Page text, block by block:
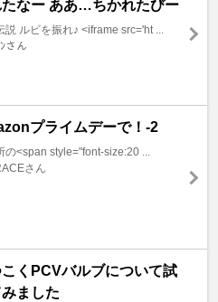
なー ああ…ちかれたびー
説 ルビを振れ♪ <iframe src='ht ...
さん
プライムデーで！-2
の<span style="font-size:20 ...
さん
こくPCVバルブについて試
みました